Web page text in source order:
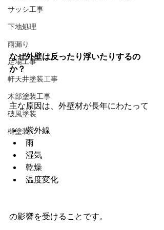
サッシ工事
下地処理
雨漏り
足場工事
軒天井塗装工事
木部塗装工事
破風塗装
樋塗装
なぜ外壁は反ったり浮いたりするの
か？
主な原因は、外壁材が長年にわたって
紫外線
雨
湿気
乾燥
温度変化
の影響を受けることです。